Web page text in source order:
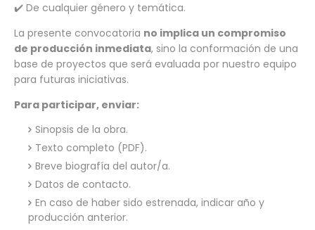
✔️ De cualquier género y temática.
La presente convocatoria no implica un compromiso
de producción inmediata, sino la conformación de una
base de proyectos que será evaluada por nuestro equipo
para futuras iniciativas.
Para participar, enviar:
Sinopsis de la obra.
Texto completo (PDF).
Breve biografía del autor/a.
Datos de contacto.
En caso de haber sido estrenada, indicar año y
producción anterior.